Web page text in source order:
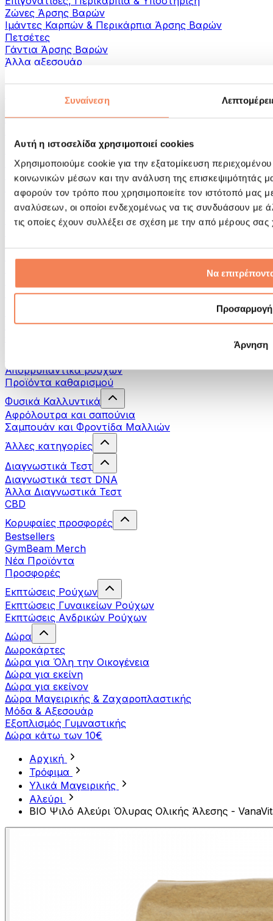
Συναίνεση
Αυτή η ιστοσελίδα χρησιμοποιεί cookies
Χρησιμοποιούμε cookie για την εξατομίκευση
κοινωνικών μέσων και την ανάλυση της επισκεψιμότητάς
αφορούν τον τρόπο που χρησιμοποιείτε τον ιστότοπό μας
αναλύσεων, οι οποίοι ενδεχομένως να τις συνδυάσουν με
τις οποίες έχουν συλλέξει σε σχέση με την από μέρους
Να
Προσαρμογή
Άρνηση
Ζώνες Άρσης Βαρών
Ιμάντες Καρπών & Περικάρπια Άρσης Βαρών
Πετσέτες
Γάντια Άρσης Βαρών
Άλλα αξεσουάρ
Βοηθήματα- αποκατάστασης
Πιστόλια μασάζ
Εργαλεία μασάζ
Κύλινδροι Αφρού & Εξοπλισμός Μασάζ
Τσάντες & σακίδια πλάτης
Τσάντες τροφίμων & αξεσουάρ
Σάκοι Γυμναστικής
Σακίδια πλάτης
Αξεσουάρ με βάση τη δραστηριότητα
Tρέξιμο
Γιόγκα & Πιλάτες
Πεζοπορία
Θεραπεία με Κόκκινο Φως
Απορρυπαντικά ρούχων
Προϊόντα καθαρισμού
Φυσικά Καλλυντικά
Αφρόλουτρα και σαπούνια
Σαμπουάν και Φροντίδα Μαλλιών
Άλλες κατηγορίες
Διαγνωστικά Τεστ
Διαγνωστικά τεστ DNA
Άλλα Διαγνωστικά Τεστ
CBD
Κορυφαίες προσφορές
Bestsellers
GymBeam Merch
Νέα Προϊόντα
Προσφορές
Εκπτώσεις Ρούχων
Εκπτώσεις Γυναικείων Ρούχων
Εκπτώσεις Aνδρικών Ρούχων
Δώρα
Δωροκάρτες
Δώρα για Όλη την Οικογένεια
Δώρα για εκείνη
Δώρα για εκείνον
Δώρα Μαγειρικής & Ζαχαροπλαστικής
Μόδα & Αξεσουάρ
Εξοπλισμός Γυμναστικής
Δώρα κάτω των 10€
Αρχική
Τρόφιμα
Υλικά Μαγειρικής
Αλεύρι
BIO Ψιλό Αλεύρι Όλυρας Ολικής Άλεσης -